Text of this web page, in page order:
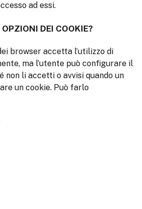
ad essi.
OPZIONI DEI COOKIE?
browser accetta l’utilizzo di
ma l’utente può configurare il
non li accetti o avvisi quando un
un cookie. Può farlo